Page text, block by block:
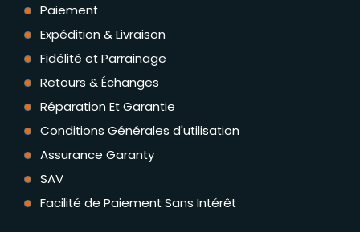
Paiement
Expédition & Livraison
Fidélité et Parrainage
Retours & Échanges
Réparation Et Garantie
Conditions Générales d'utilisation
Assurance Garanty
SAV
Facilité de Paiement Sans Intérêt